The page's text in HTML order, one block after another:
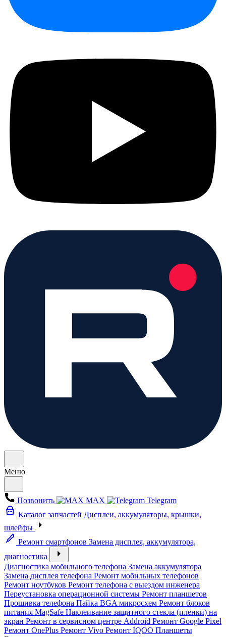
Меню
Позвонить MAX
Telegram
Каталог запчастей Дисплеи, аккумуляторы, крышки,
шлейфы
Ремонт смартфонов Замена дисплея, аккумулятора,
диагностика
Диагностика мобильного телефона Замена аккумулятора
Замена дисплея телефона Ремонт мобильных телефонов
Ремонт ноутбуков Ремонт телефона с выездом инженера
Переустановка операционной системы Ремонт планшетов
Прошивка телефона Пайка BGA микросхем Ремонт блоков
питания MagSafe Наклеивание защитного стекла (пленки) на
экран Ремонт в сервисном центре Addroid Ремонт Google Pixel
Ремонт OnePlus Ремонт Vivo Ремонт IQOO Планшеты